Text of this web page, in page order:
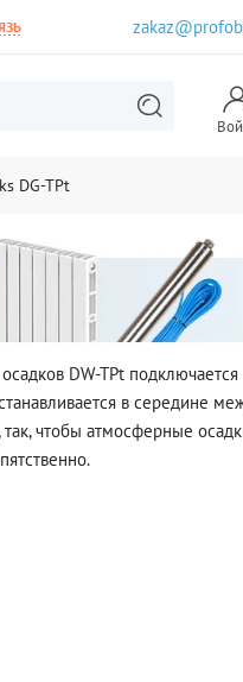
DG-TPt
DW-TPt
в середине
так, чтобы атмосферные